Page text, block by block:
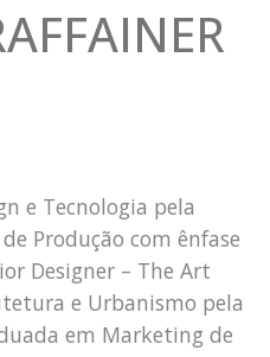
e Tecnologia pela
Produção com ênfase
Designer – The Art
e Urbanismo pela
em Marketing de